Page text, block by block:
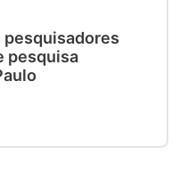
pesquisadores
pesquisa